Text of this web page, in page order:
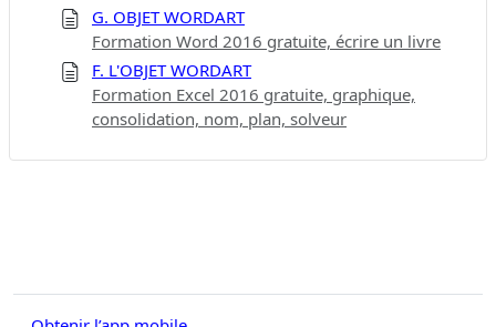
G. OBJET WORDART
Formation Word 2016 gratuite, écrire un livre
F. L'OBJET WORDART
Formation Excel 2016 gratuite, graphique,
consolidation, nom, plan, solveur